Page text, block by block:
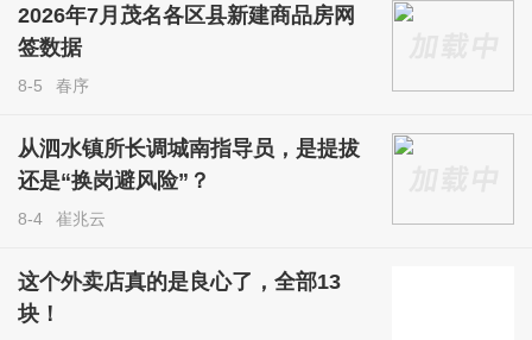
2026年7月茂名各区县新建商品房网
签数据
8-5 春序
从泗水镇所长调城南指导员，是提拔
还是“换岗避风险”？
8-4 崔兆云
这个外卖店真的是良心了，全部13
块！